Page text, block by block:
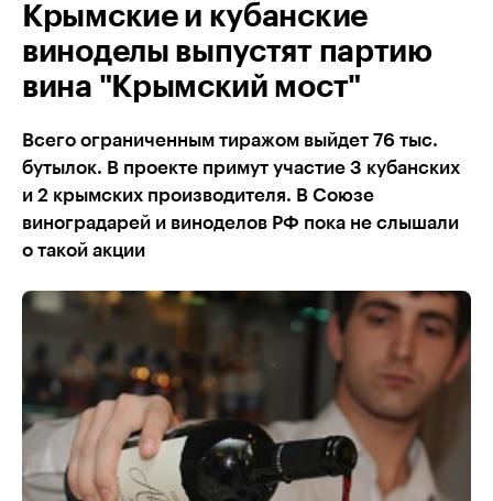
Крымские и кубанские
виноделы выпустят партию
вина "Крымский мост"
Всего ограниченным тиражом выйдет 76 тыс.
бутылок. В проекте примут участие 3 кубанских
и 2 крымских производителя. В Союзе
виноградарей и виноделов РФ пока не слышали
о такой акции